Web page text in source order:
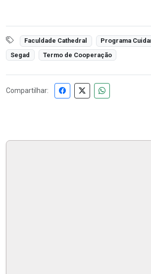
Faculdade Cathedral
Programa
Segad
Termo de Cooperação
Compartilhar: